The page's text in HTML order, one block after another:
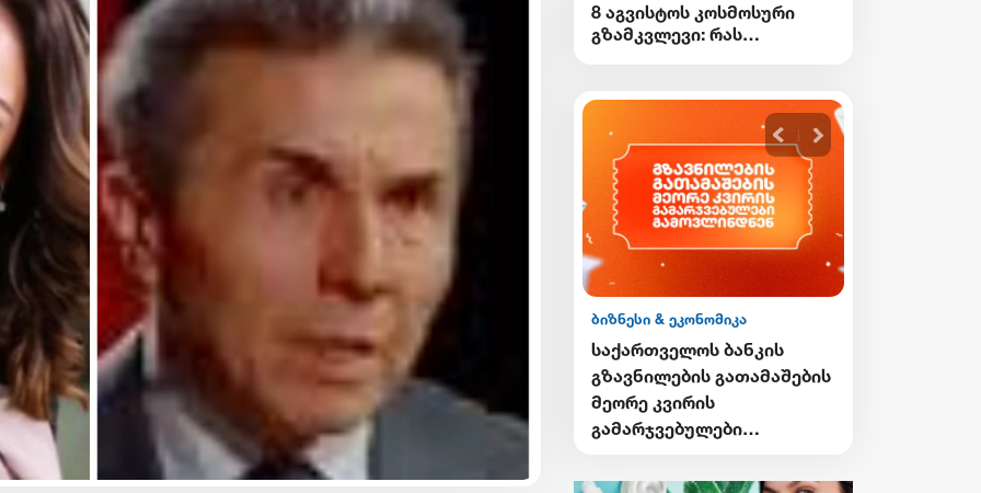
8 აგვისტოს კოსმოსური
გზამკვლევი: რას
ბიზნესი & ეკონომიკა
საქართველოს ბანკის
მობილბანკის მორიგი
განახლება - ახალი
შესაძლებლობები
მომხმარებლებისთვის
ბიზნესი & ეკონომიკა
საქართველოს ბანკის
გზავნილების გათამაშების
მეორე კვირის
გამარჯვებულები
ბიზნესი & ეკონომიკა
საქართველოს ბანკის
Student Card-ისა და sCool
Card-ის მფლობელები
ქუთაისში ტრანსპორტზე
ისარგებლებენ